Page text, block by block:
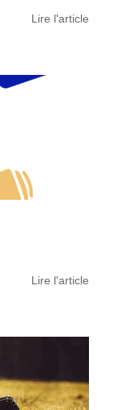
Lire l'article
Lire l'article